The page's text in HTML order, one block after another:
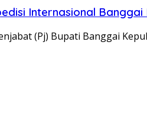
Internasional Banggai
(Pj) Bupati Banggai